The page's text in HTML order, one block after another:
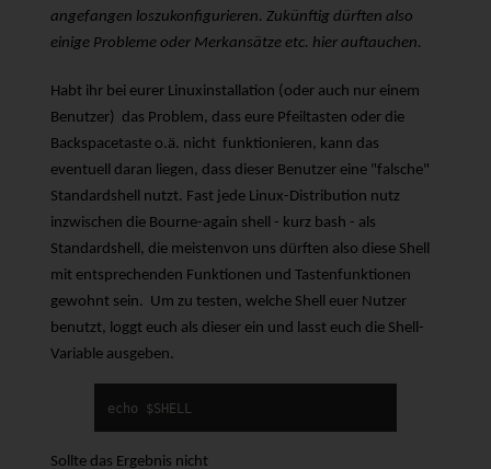
angefangen loszukonfigurieren. Zukünftig dürften also
einige Probleme oder Merkansätze etc. hier auftauchen.
Habt ihr bei eurer Linuxinstallation (oder auch nur einem
Benutzer) das Problem, dass eure Pfeiltasten oder die
Backspacetaste o.ä. nicht funktionieren, kann das
eventuell daran liegen, dass dieser Benutzer eine "falsche"
Standardshell nutzt. Fast jede Linux-Distribution nutz
inzwischen die Bourne-again shell - kurz bash - als
Standardshell, die meistenvon uns dürften also diese Shell
mit entsprechenden Funktionen und Tastenfunktionen
gewohnt sein. Um zu testen, welche Shell euer Nutzer
benutzt, loggt euch als dieser ein und lasst euch die Shell-
Variable ausgeben.
echo $SHELL
Sollte das Ergebnis nicht